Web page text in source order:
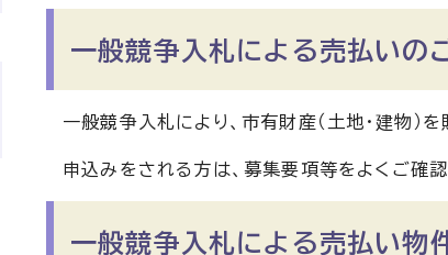
一般競争入札による売払いの
一般競争入札により、市有財産（土地・建物）を
申込みをされる方は、募集要項等をよくご確
一般競争入札による売払い物